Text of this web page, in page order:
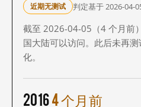
近期无测试 判定基于 2026-04-
截至 2026-04-05（4 个月前
国大陆可以访问。此后未再
化。
20164 个月前